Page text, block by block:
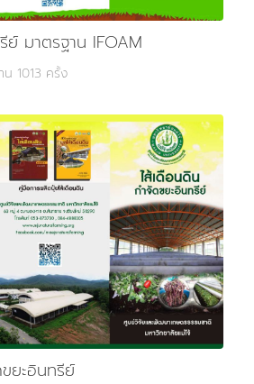
มาตรฐาน IFOAM
1013 ครั้ง
ยะอินทรีย์